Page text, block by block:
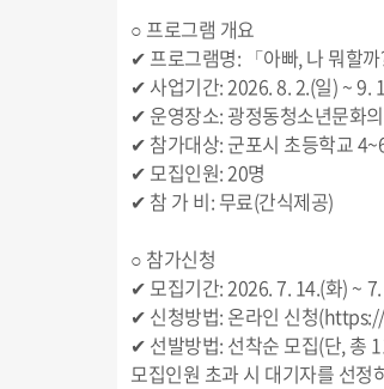
○ 프로그램 개요
✔ 프로그램명: 「아빠, 나 뭐할
✔ 사업기간: 2026. 8. 2.(일) ~ 9.
✔ 운영장소: 광정동청소년문화
✔ 참가대상: 군포시 초등학교
✔ 모집인원: 20명
✔ 참 가 비: 무료(간식제공)
○ 참가신청
✔ 모집기간: 2026. 7. 14.(화) ~
✔ 신청방법: 온라인 신청(https://
✔ 선발방법: 선착순 모집(단, 총
모집인원 초과 시 대기자를 선정